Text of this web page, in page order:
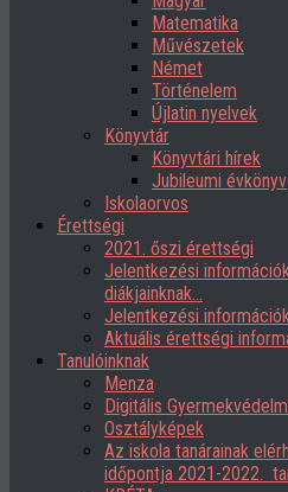
Matematika
Művészetek
Német
Történelem
Újlatin nyelvek
Könyvtár
Könyvtári hírek
Jubileumi évkönyv
Iskolaorvos
Érettségi
2021. őszi érettségi
Jelentkezési
diákjainknak…
Jelentkezési
Aktuális érettségi
Tanulóinknak
Menza
Digitális
Osztályképek
Az iskola tanárainak
időpontja 2021-2022.